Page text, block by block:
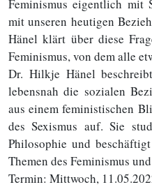
Feminismus eigentlich mit
mit unseren heutigen
Hänel klärt über diese
Feminismus, von dem alle
Dr. Hilkje Hänel
lebensnah die sozialen
aus einem feministischen
des Sexismus auf. Sie
Philosophie und
Themen des Feminismus
Termin: Mittwoch,